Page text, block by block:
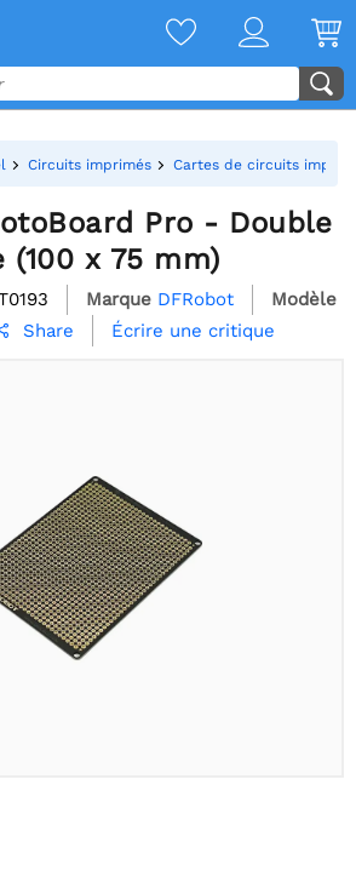
Circuits imprimés Cartes de circuits
Pro - Double
(100 x 75 mm)
Marque DFRobot
Modèle
Share Écrire une critique